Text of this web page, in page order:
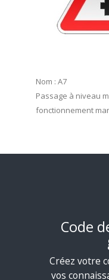
Nom : A7
Passage à niveau
fonctionnement
Code
Créez votre
vos